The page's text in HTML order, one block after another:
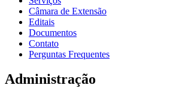
Câmara de Extensão
Editais
Documentos
Contato
Perguntas Frequentes
Administração